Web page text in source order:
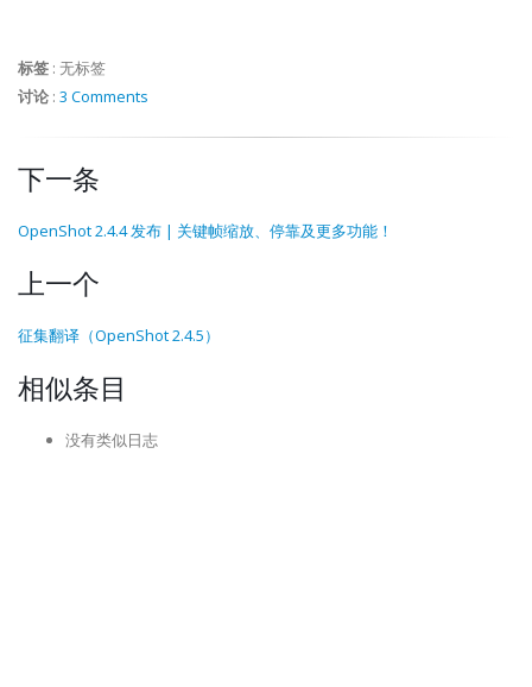
标签 : 无标签
讨论 : 3 Comments
下一条
OpenShot 2.4.4 发布 | 关键帧缩放、停靠及更多功能！
上一个
征集翻译（OpenShot 2.4.5）
相似条目
没有类似日志